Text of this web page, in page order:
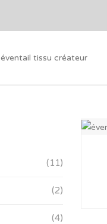
éventail tissu créateur
(11)
(2)
(4)